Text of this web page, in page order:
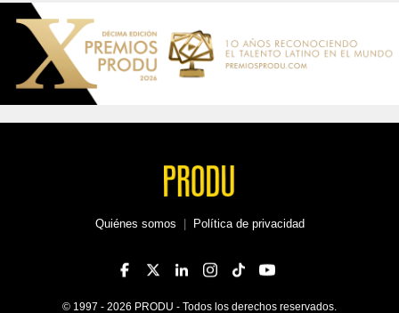
Quiénes somos Política de privacidad
© 1997 - 2026 PRODU - Todos los derechos reservados.